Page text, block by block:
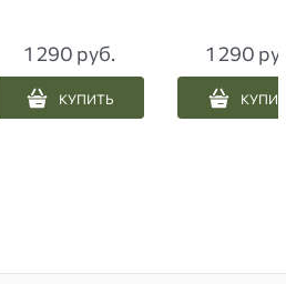
1 290 руб.
КУПИТЬ
1 290